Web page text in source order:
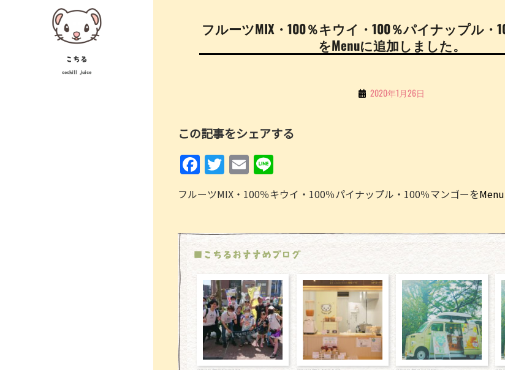
こちる
cochill juice
フルーツMIX・100％キウイ・100％パイナップル・
をMenuに追加しました。
By 2020年1月26日
この記事をシェアする
F
a
c
b
o
o
k
T
w
itt
E
m
ai
n
e
フルーツMIX・100％キウイ・100％パイナップル・100％マンゴーをMenu
■こちるおすすめブログ
ー
シ
ョ
ン